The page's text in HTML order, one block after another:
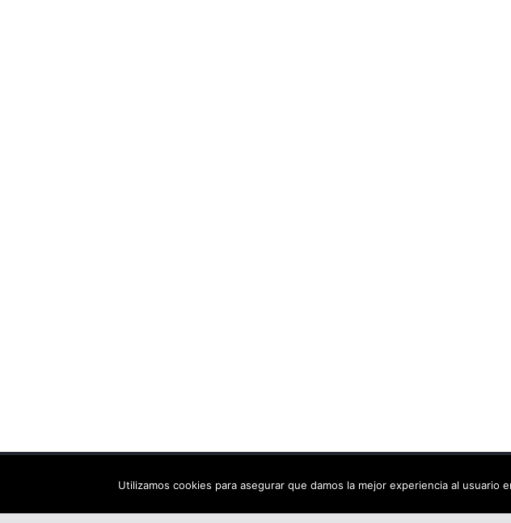
Copyright © 2026 Els arbres de Fahrenheit: biblioteca virtual
. Todos los
Utilizamos cookies para asegurar que damos la mejor experiencia al